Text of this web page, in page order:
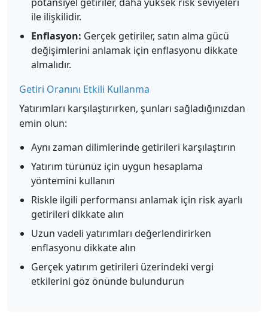
ile ilişkilidir.
Enflasyon: Gerçek getiriler, satın alma gücü
değişimlerini anlamak için enflasyonu dikkate
almalıdır.
Getiri Oranını Etkili Kullanma
Yatırımları karşılaştırırken, şunları sağladığınızdan
emin olun:
Aynı zaman dilimlerinde getirileri karşılaştırın
Yatırım türünüz için uygun hesaplama
yöntemini kullanın
Riskle ilgili performansı anlamak için risk ayarlı
getirileri dikkate alın
Uzun vadeli yatırımları değerlendirirken
enflasyonu dikkate alın
Gerçek yatırım getirileri üzerindeki vergi
etkilerini göz önünde bulundurun